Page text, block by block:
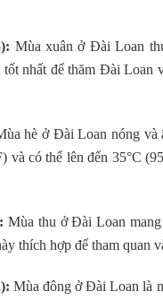
Mùa xuân ở Đài Loan
nhất để thăm Đài Loan
hè ở Đài Loan nóng và
và có thể lên đến 35°C
Mùa thu ở Đài Loan
thích hợp để tham quan
Mùa đông ở Đài Loan là